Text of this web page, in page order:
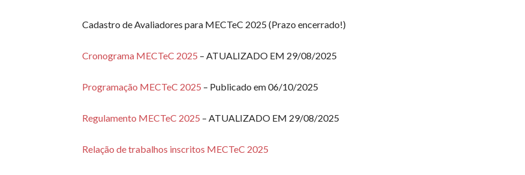
Cadastro de Avaliadores para MECTeC 2025 (Prazo encerrado!)
Cronograma MECTeC 2025 – ATUALIZADO EM 29/08/2025
Programação MECTeC 2025 – Publicado em 06/10/2025
Regulamento MECTeC 2025 – ATUALIZADO EM 29/08/2025
Relação de trabalhos inscritos MECTeC 2025